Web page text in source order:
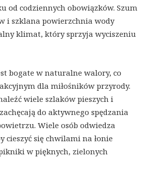
od codziennych obowiązków. Szum
i szklana powierzchnia wody
klimat, który sprzyja wyciszeniu
bogate w naturalne walory, co
dla miłośników przyrody.
wiele szlaków pieszych i
do aktywnego spędzania
Wiele osób odwiedza
cieszyć się chwilami na łonie
w pięknych, zielonych